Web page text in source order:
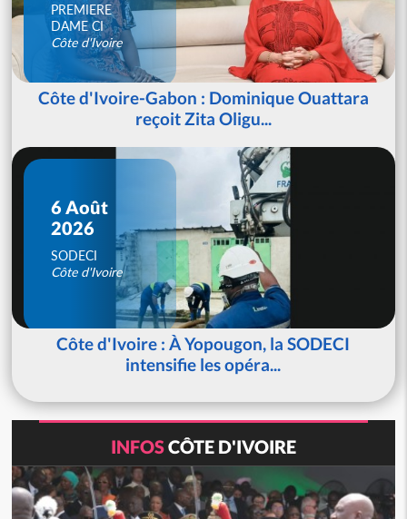
PREMIERE
DAME CI
Côte d'Ivoire
Côte d'Ivoire-Gabon : Dominique Ouattara
reçoit Zita Oligu...
6 Août
2026
SODECI
Côte d'Ivoire
Côte d'Ivoire : À Yopougon, la SODECI
intensifie les opéra...
INFOSCÔTE D'IVOIRE